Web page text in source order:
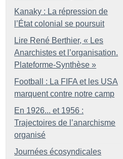
Kanaky : La répression de
l’État colonial se poursuit
Lire René Berthier, « Les
Anarchistes et l’organisation.
Plateforme-Synthèse »
Football : La FIFA et les USA
marquent contre notre camp
En 1926... et 1956 :
Trajectoires de l’anarchisme
organisé
Journées écosyndicales